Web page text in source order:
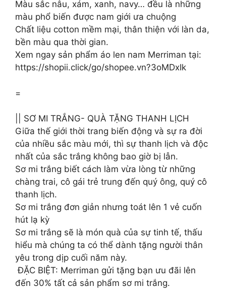
Màu sắc nâu, xám, xanh, navy… đều là những
màu phổ biến được nam giới ưa chuộng
Chất liệu cotton mềm mại, thân thiện với làn da,
bền màu qua thời gian.
Xem ngay sản phẩm áo len nam Merriman tại:
https://shopii.click/go/shopee.vn?3oMDxIk
=
|| SƠ MI TRẮNG- QUÀ TẶNG THANH LỊCH
Giữa thế giới thời trang biến động và sự ra đời
của nhiều sắc màu mới, thì sự thanh lịch và độc
nhất của sắc trắng không bao giờ bị lẫn.
Sơ mi trắng biết cách làm vừa lòng từ những
chàng trai, cô gái trẻ trung đến quý ông, quý cô
thanh lịch.
Sơ mi trắng đơn giản nhưng toát lên 1 vẻ cuốn
hút lạ kỳ
Sơ mi trắng sẽ là món quà của sự tinh tế, thấu
hiểu mà chúng ta có thể dành tặng người thân
yêu trong dịp cuối năm này.
️ ĐẶC BIỆT: Merriman gửi tặng bạn ưu đãi lên
đến 30% tất cả sản phẩm sơ mi trắng.